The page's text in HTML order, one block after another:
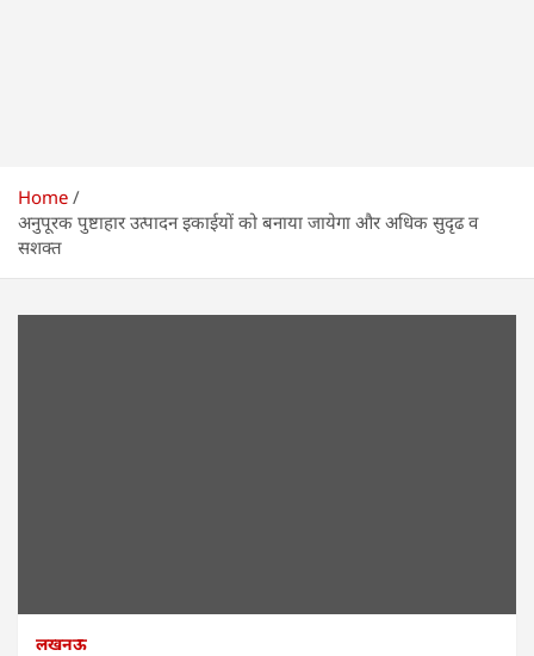
Home
अनुपूरक पुष्टाहार उत्पादन इकाईयों को बनाया जायेगा और अधिक सुदृढ व
सशक्त
लखनऊ